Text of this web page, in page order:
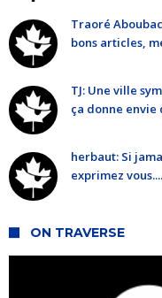
Traoré
bons articles,
TJ: Une ville
ça donne envie
herbaut: Si
exprimez vous....
ON TRAVERSE